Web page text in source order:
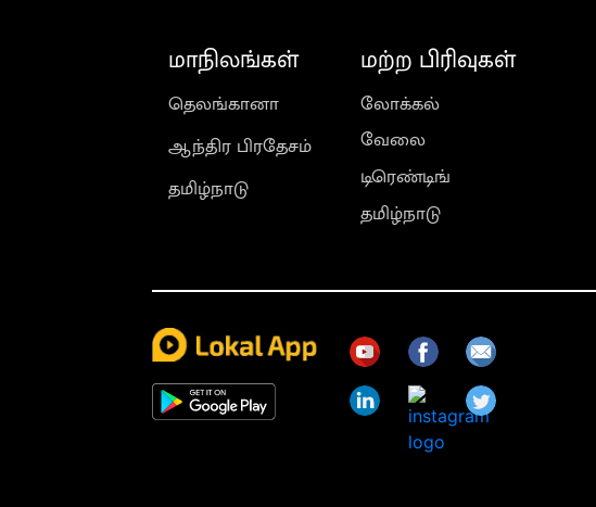
மாநிலங்கள்
தெலங்கானா
ஆந்திர பிரதேசம்
தமிழ்நாடு
மற்ற பிரிவுகள்
லோக்கல்
வேலை
டிரெண்டிங்
தமிழ்நாடு